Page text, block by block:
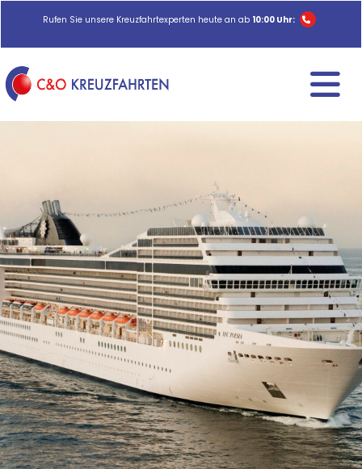
Rufen Sie unsere Kreuzfahrtexperten heute an ab 10:00 Uhr: